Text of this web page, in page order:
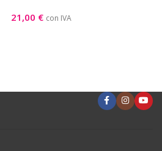
21,00 € con IVA